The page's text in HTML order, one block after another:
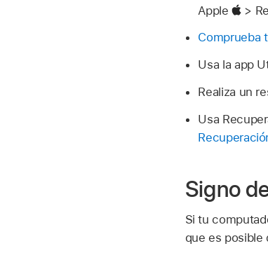
Apple
>
Comprueba
Usa la app
Realiza un
Usa
Signo
Si tu
que es posible